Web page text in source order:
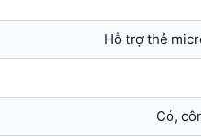
Hỗ trợ thẻ
Có,